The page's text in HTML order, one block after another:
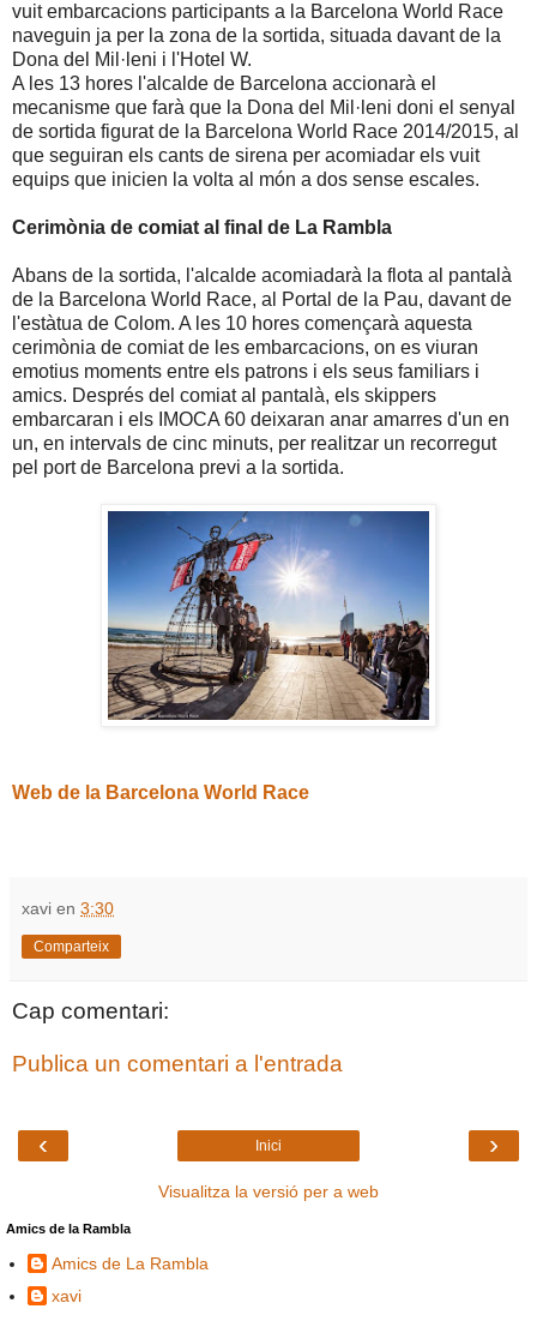
vuit embarcacions participants a la Barcelona World Race
naveguin ja per la zona de la sortida, situada davant de la
Dona del Mil·leni i l'Hotel W.
A les 13 hores l'alcalde de Barcelona accionarà el
mecanisme que farà que la Dona del Mil·leni doni el senyal
de sortida figurat de la Barcelona World Race 2014/2015, al
que seguiran els cants de sirena per acomiadar els vuit
equips que inicien la volta al món a dos sense escales.
Cerimònia de comiat al final de La Rambla
Abans de la sortida, l'alcalde acomiadarà la flota al pantalà
de la Barcelona World Race, al Portal de la Pau, davant de
l'estàtua de Colom. A les 10 hores començarà aquesta
cerimònia de comiat de les embarcacions, on es viuran
emotius moments entre els patrons i els seus familiars i
amics. Després del comiat al pantalà, els skippers
embarcaran i els IMOCA 60 deixaran anar amarres d'un en
un, en intervals de cinc minuts, per realitzar un recorregut
pel port de Barcelona previ a la sortida.
Web de la Barcelona World Race
xavi en 3:30
Comparteix
Cap comentari:
Publica un comentari a l'entrada
‹ ›
Inici
Visualitza la versió per a web
Amics de la Rambla
Amics de La Rambla
xavi